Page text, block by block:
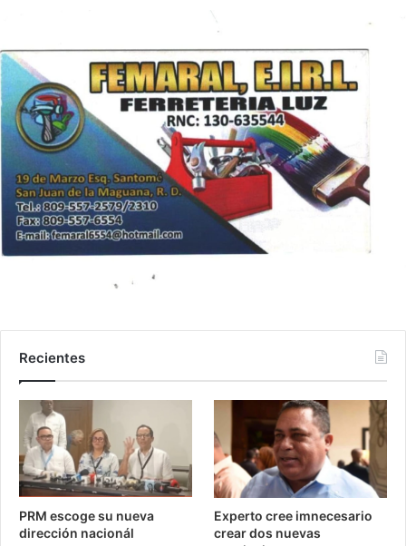
Recientes
PRM escoge su nueva
dirección nacionál
Experto cree imnecesario
crear dos nuevas